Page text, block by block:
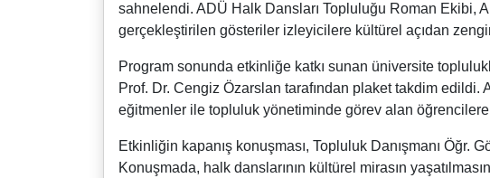
sahnelendi. ADÜ Halk Dansları Topluluğu Roman Ekibi,
gerçekleştirilen gösteriler izleyicilere kültürel açıdan
Program sonunda etkinliğe katkı sunan üniversite
Prof. Dr. Cengiz Özarslan tarafından plaket takdim edildi.
eğitmenler ile topluluk yönetiminde görev alan
Etkinliğin kapanış konuşması, Topluluk Danışmanı Öğr.
Konuşmada, halk danslarının kültürel mirasın